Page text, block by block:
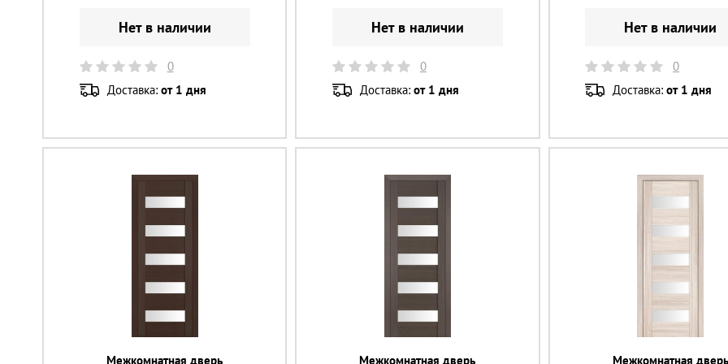
Нет в наличии
0
Доставка: от 1 дня
Нет в наличии
0
Доставка: от 1 дня
Нет в наличии
0
Доставка:от 1 дня
Межкомнатная дверь Межкомнатная дверь Межкомнатная дверь